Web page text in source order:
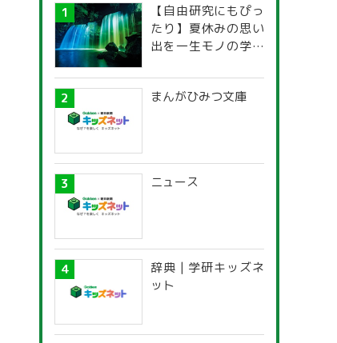
【自由研究にもぴっ
たり】夏休みの思い
出を一生モノの学び
探究ガイド
まんがひみつ文庫
ニュース
辞典 | 学研キッズネ
ット